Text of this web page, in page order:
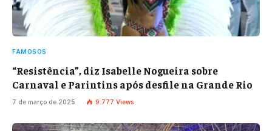
FAMOSOS
“Resistência”, diz Isabelle Nogueira sobre
Carnaval e Parintins após desfile na Grande Rio
7 de março de 2025 9.777 Views